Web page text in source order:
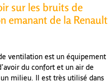
sur les bruits de
emanant de la Renault
ventilation est un équipement
du confort et un air de
milieu. Il est très utilisé dans